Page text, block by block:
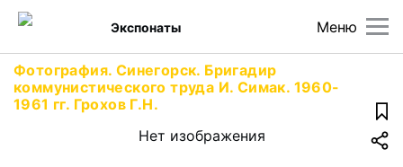
Меню
Экспонаты
Фотография. Синегорск. Бригадир
коммунистического труда И. Симак. 1960-
1961 гг. Грохов Г.Н.
Нет изображения